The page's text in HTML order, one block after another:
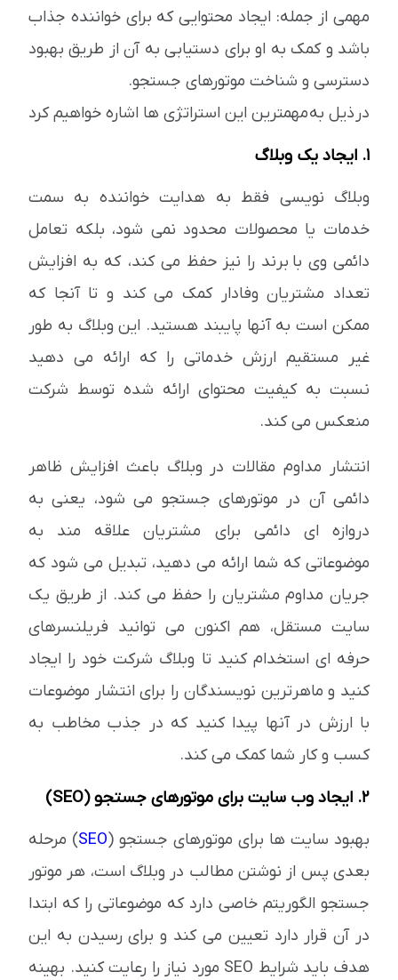
مهمی از جمله: ایجاد محتوایی که برای خواننده جذاب
باشد و کمک به او برای دستیابی به آن از طریق بهبود
دسترسی و شناخت موتورهای جستجو.
در ذیل به مهمترین این استراتژی ها اشاره خواهیم کرد
1. ایجاد یک وبلاگ
وبلاگ نویسی فقط به هدایت خواننده به سمت
خدمات یا محصولات محدود نمی شود، بلکه تعامل
دائمی وی با برند را نیز حفظ می کند، که به افزایش
تعداد مشتریان وفادار کمک می کند و تا آنجا که
ممکن است به آنها پایبند هستید. این وبلاگ به طور
غیر مستقیم ارزش خدماتی را که ارائه می دهید
نسبت به کیفیت محتوای ارائه شده توسط شرکت
منعکس می کند.
انتشار مداوم مقالات در وبلاگ باعث افزایش ظاهر
دائمی آن در موتورهای جستجو می شود، یعنی به
دروازه ای دائمی برای مشتریان علاقه مند به
موضوعاتی که شما ارائه می دهید، تبدیل می شود که
جریان مداوم مشتریان را حفظ می کند. از طریق یک
سایت مستقل، هم اکنون می توانید فریلنسرهای
حرفه ای استخدام کنید تا وبلاگ شرکت خود را ایجاد
کنید و ماهرترین نویسندگان را برای انتشار موضوعات
با ارزش در آنها پیدا کنید که در جذب مخاطب به
کسب و کار شما کمک می کند.
2. ایجاد وب سایت برای موتورهای جستجو (SEO)
بهبود سایت ها برای موتورهای جستجو (SEO) مرحله
بعدی پس از نوشتن مطالب در وبلاگ است، هر موتور
جستجو الگوریتم خاصی دارد که موضوعاتی را که ابتدا
در آن قرار دارد تعیین می کند و برای رسیدن به این
هدف باید شرایط SEO مورد نیاز را رعایت کنید. بهینه